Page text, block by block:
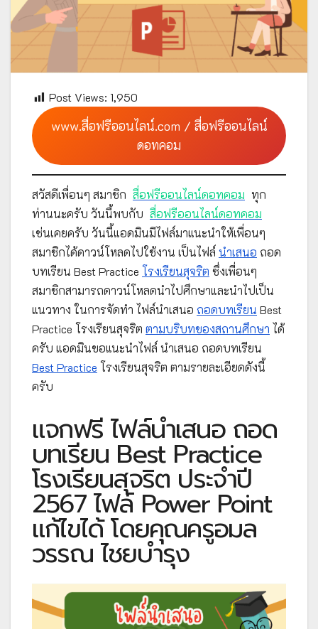
Post Views: 1,950
www.สื่อฟรีออนไลน์.com / สื่อฟรีออนไลน์
ดอทคอม
สวัสดีเพื่อนๆ สมาชิก สื่อฟรีออนไลน์ดอทคอม ทุก
ท่านนะครับ วันนี้พบกับ สื่อฟรีออนไลน์ดอทคอม
เช่นเคยครับ วันนี้แอดมินมีไฟล์มาแนะนำให้เพื่อนๆ
สมาชิกได้ดาวน์โหลดไปใช้งาน เป็นไฟล์ นำเสนอ ถอด
บทเรียน Best Practice โรงเรียนสุจริต ซึ่งเพื่อนๆ
สมาชิกสามารถดาวน์โหลดนำไปศึกษาและนำไปเป็น
แนวทาง ในการจัดทำ ไฟล์นำเสนอ ถอดบทเรียน Best
Practice โรงเรียนสุจริต ตามบริบทของสถานศึกษา ได้
ครับ แอดมินขอแนะนำไฟล์ นำเสนอ ถอดบทเรียน
Best Practice โรงเรียนสุจริต ตามรายละเอียดดังนี้
ครับ
แจกฟรี ไฟล์นำเสนอ ถอด
บทเรียน Best Practice
โรงเรียนสุจริต ประจำปี
2567 ไฟล์ Power Point
แก้ไขได้ โดยคุณครูอมล
วรรณ ไชยบำรุง